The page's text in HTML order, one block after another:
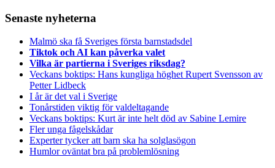
Senaste nyheterna
Malmö ska få Sveriges första barnstadsdel
Tiktok och AI kan påverka valet
Vilka är partierna i Sveriges riksdag?
Veckans boktips: Hans kungliga höghet Rupert Svensson av
Petter Lidbeck
I år är det val i Sverige
Tonårstiden viktig för valdeltagande
Veckans boktips: Kurt är inte helt död av Sabine Lemire
Fler unga fågelskådar
Experter tycker att barn ska ha solglasögon
Humlor oväntat bra på problemlösning